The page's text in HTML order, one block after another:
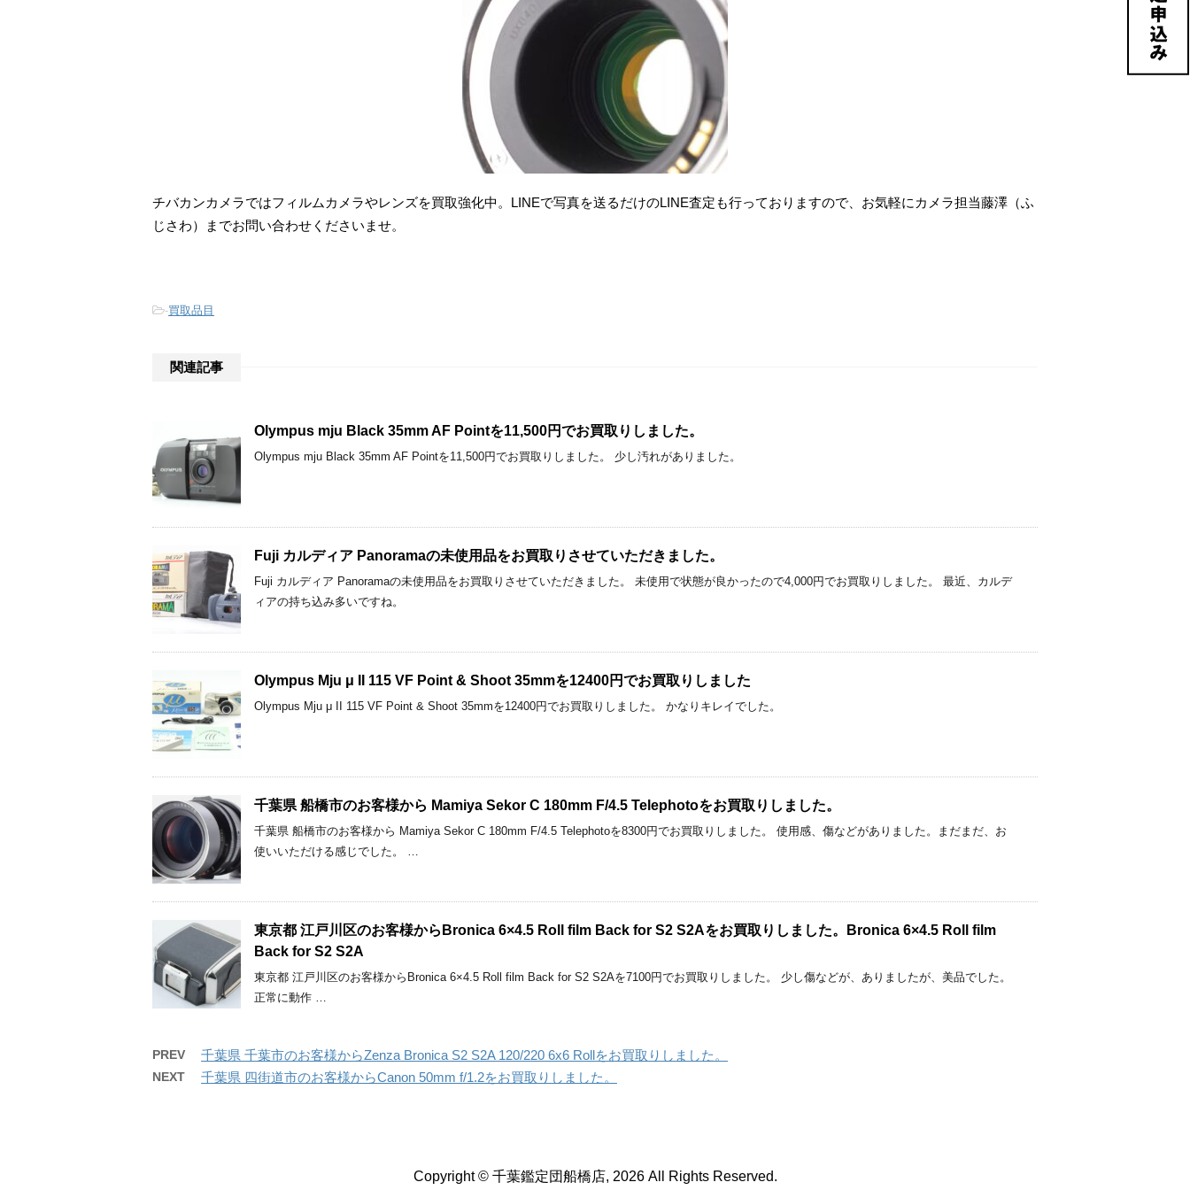
チバカンカメラではフィルムカメラやレンズを買取強化中。LINEで写真を送るだけのLINE査定も行っておりますので、お気軽にカメラ担当藤澤（ふ
じさわ）までお問い合わせくださいませ。
-買取品目
関連記事
Olympus mju Black 35mm AF Pointを11,500円でお買取りしました。
Olympus mju Black 35mm AF Pointを11,500円でお買取りしました。 少し汚れがありました。
Fuji カルディア Panoramaの未使用品をお買取りさせていただきました。
Fuji カルディア Panoramaの未使用品をお買取りさせていただきました。 未使用で状態が良かったので4,000円でお買取りしました。 最近、カルデ
ィアの持ち込み多いですね。
Olympus Mju μ II 115 VF Point & Shoot 35mmを12400円でお買取りしました
Olympus Mju μ II 115 VF Point & Shoot 35mmを12400円でお買取りしました。 かなりキレイでした。
千葉県 船橋市のお客様から Mamiya Sekor C 180mm F/4.5 Telephotoをお買取りしました。
千葉県 船橋市のお客様から Mamiya Sekor C 180mm F/4.5 Telephotoを8300円でお買取りしました。 使用感、傷などがありました。まだまだ、お
使いいただける感じでした。 …
東京都 江戸川区のお客様からBronica 6×4.5 Roll film Back for S2 S2Aをお買取りしました。Bronica 6×4.5 Roll film
Back for S2 S2A
東京都 江戸川区のお客様からBronica 6×4.5 Roll film Back for S2 S2Aを7100円でお買取りしました。 少し傷などが、ありましたが、美品でした。
正常に動作 …
PREV 千葉県 千葉市のお客様からZenza Bronica S2 S2A 120/220 6x6 Rollをお買取りしました。
NEXT 千葉県 四街道市のお客様からCanon 50mm f/1.2をお買取りしました。
Copyright © 千葉鑑定団船橋店, 2026 All Rights Reserved.